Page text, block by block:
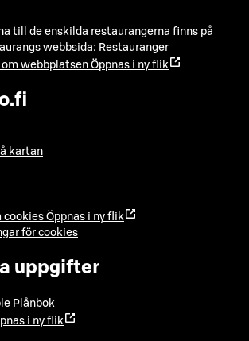
till de enskilda restaurangerna finns på
webbsida: Restauranger
webbplatsen Öppnas i ny flik
kartan
cookies Öppnas i ny flik
för cookies
uppgifter
Plånbok
i ny flik